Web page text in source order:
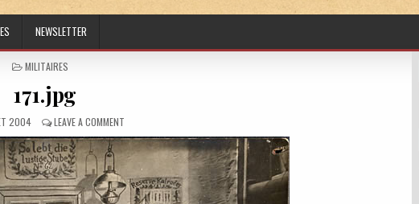
NEWSLETTER
POSTED IN
MILITAIRES
171.jpg
DATE:
2004 LEAVE A COMMENTON 171.JPG